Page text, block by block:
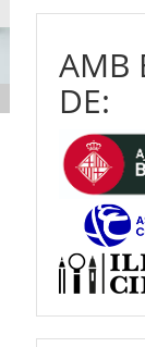
AMB
DE: